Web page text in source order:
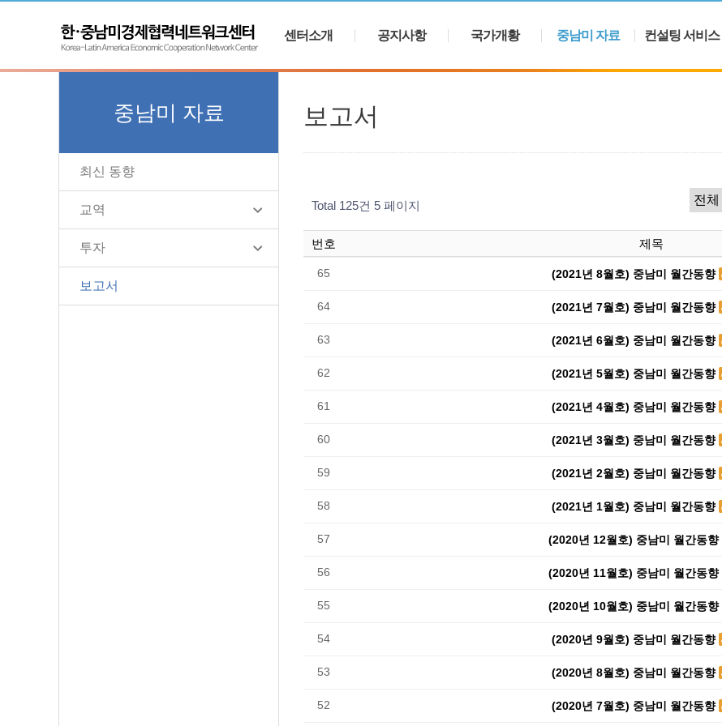
센터소개 공지사항 국가개황 중남미 자료 컨설팅 서비스
중남미 자료
최신 동향
교역
투자
보고서
보고서
Total 125건 5 페이지
번호 제목
65 (2021년 8월호) 중남미 월간동향
64 (2021년 7월호) 중남미 월간동향
63 (2021년 6월호) 중남미 월간동향
62 (2021년 5월호) 중남미 월간동향
61 (2021년 4월호) 중남미 월간동향
60 (2021년 3월호) 중남미 월간동향
59 (2021년 2월호) 중남미 월간동향
58 (2021년 1월호) 중남미 월간동향
57 (2020년 12월호) 중남미 월간동향
56 (2020년 11월호) 중남미 월간동향
55 (2020년 10월호) 중남미 월간동향
54 (2020년 9월호) 중남미 월간동향
53 (2020년 8월호) 중남미 월간동향
52 (2020년 7월호) 중남미 월간동향